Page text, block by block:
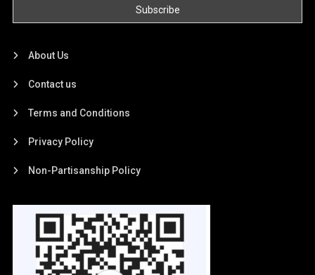
About Us
Contact us
Terms and Conditions
Privacy Policy
Non-Partisanship Policy